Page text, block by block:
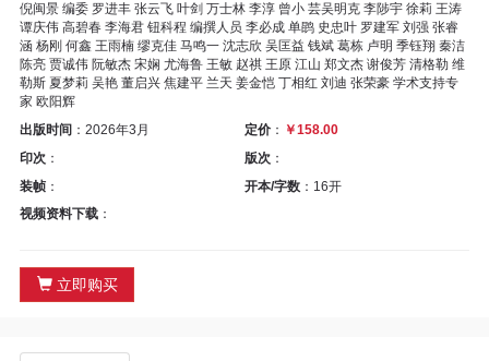
教
材
倪闽景 编委 罗进丰 张云飞 叶剑 万士林 李淳 曾小 芸吴明克 李陟宇 徐莉 王涛
谭庆伟 高碧春 李海君 钮科程 编撰人员 李必成 单鹍 史忠叶 罗建军 刘强 张睿
涵 杨刚 何鑫 王雨楠 缪克佳 马鸣一 沈志欣 吴匡益 钱斌 葛栋 卢明 季钰翔 秦洁
陈亮 贾诚伟 阮敏杰 宋娴 尤海鲁 王敏 赵祺 王原 江山 郑文杰 谢俊芳 清格勒 维
勒斯 夏梦莉 吴艳 董启兴 焦建平 兰天 姜金恺 丁相红 刘迪 张荣豪 学术支持专
家 欧阳辉
出版时间 ：2026年3月 定价： ￥158.00
印次 ： 版次：
装帧 ： 开本/字数：16开
视频资料下载 ：
立即购买